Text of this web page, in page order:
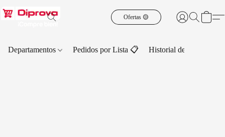
Ofertas 🟡
Departamentos Pedidos por Lista 📋 Historial de Pedidos